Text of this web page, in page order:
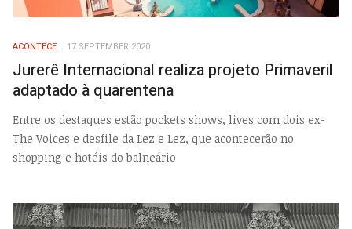
ACONTECE 17 SEPTEMBER 2020
Jurerê Internacional realiza projeto Primaveril
adaptado à quarentena
Entre os destaques estão pockets shows, lives com dois ex-
The Voices e desfile da Lez e Lez, que acontecerão no
shopping e hotéis do balneário